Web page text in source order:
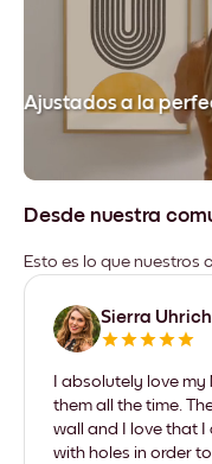
Ajustados a la
Desde nuestra
Esto es lo que nuestros
Sierra Uhrich
I absolutely love
them all the time.
wall and I love that
with holes in order